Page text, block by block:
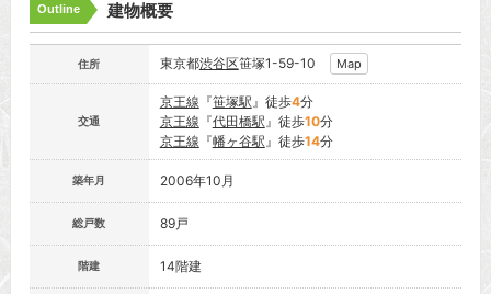
Outline 建物概要
住所 東京都渋谷区笹塚1-59-10 Map
交通
京王線 『笹塚駅』徒歩4分
京王線 『代田橋駅』徒歩10分
京王線 『幡ヶ谷駅』徒歩14分
築年月 2006年10月
総戸数 89戸
階建 14階建